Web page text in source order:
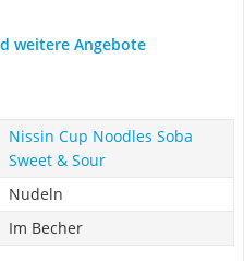
weitere Angebote
Nissin Cup Noodles Soba
Sweet & Sour
Nudeln
Im Becher